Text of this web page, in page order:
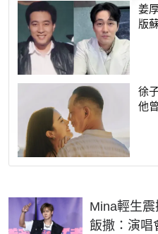
姜
版
徐
他
Mina輕生
飯撒：演唱